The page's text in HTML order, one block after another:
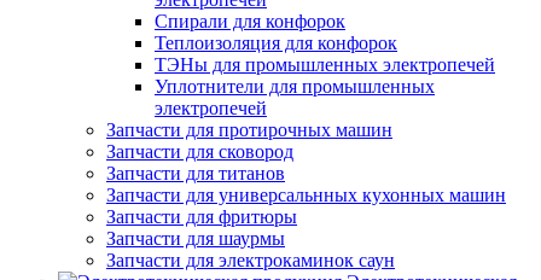
Спирали для конфорок
Теплоизоляция для конфорок
ТЭНы для промышленных электропечей
Уплотнители для промышленных
электропечей
Запчасти для протирочных машин
Запчасти для сковород
Запчасти для титанов
Запчасти для универсальнных кухонных машин
Запчасти для фритюры
Запчасти для шаурмы
Запчасти для электрокаминок саун